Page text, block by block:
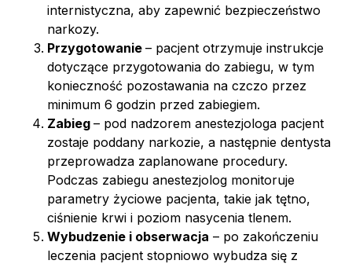
internistyczna, aby zapewnić bezpieczeństwo
narkozy.
Przygotowanie – pacjent otrzymuje instrukcje
dotyczące przygotowania do zabiegu, w tym
konieczność pozostawania na czczo przez
minimum 6 godzin przed zabiegiem.
Zabieg – pod nadzorem anestezjologa pacjent
zostaje poddany narkozie, a następnie dentysta
przeprowadza zaplanowane procedury.
Podczas zabiegu anestezjolog monitoruje
parametry życiowe pacjenta, takie jak tętno,
ciśnienie krwi i poziom nasycenia tlenem.
Wybudzenie i obserwacja – po zakończeniu
leczenia pacjent stopniowo wybudza się z